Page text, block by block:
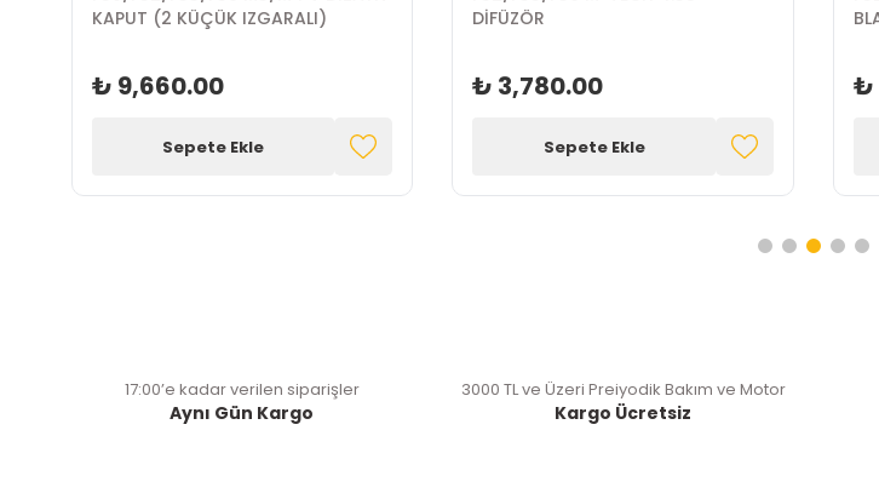
KAPUT (2 KÜÇÜK IZGARALI)
₺ 9,660.00
Sepete Ekle
DİFÜZÖR
₺ 3,780.00
Sepete Ekle
₺
17:00’e kadar verilen siparişler
Aynı Gün Kargo
3000 TL ve Üzeri Preiyodik Bakım ve Motor
Kargo Ücretsiz